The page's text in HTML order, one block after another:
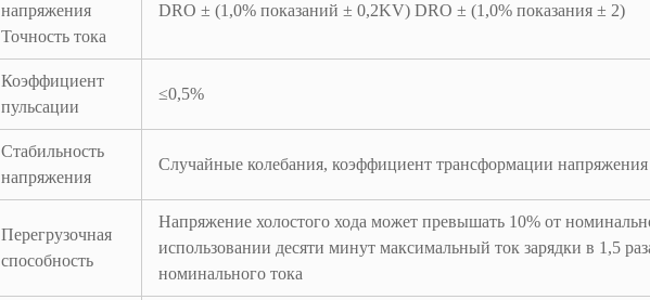
напряжения
Точность тока
DRO ± (1,0% показаний ± 0,2KV) DRO ± (1,0% показания ± 2)
Коэффициент
пульсации
≤0,5%
Стабильность
напряжения
Случайные колебания, коэффициент трансформации
Перегрузочная
способность
Напряжение холостого хода может превышать 10% от
использовании десяти минут максимальный ток зарядки в 1,5
номинального тока